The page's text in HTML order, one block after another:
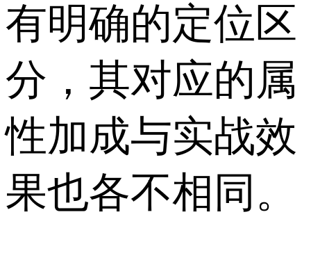
有明确的定位区
分，其对应的属
性加成与实战效
果也各不相同。